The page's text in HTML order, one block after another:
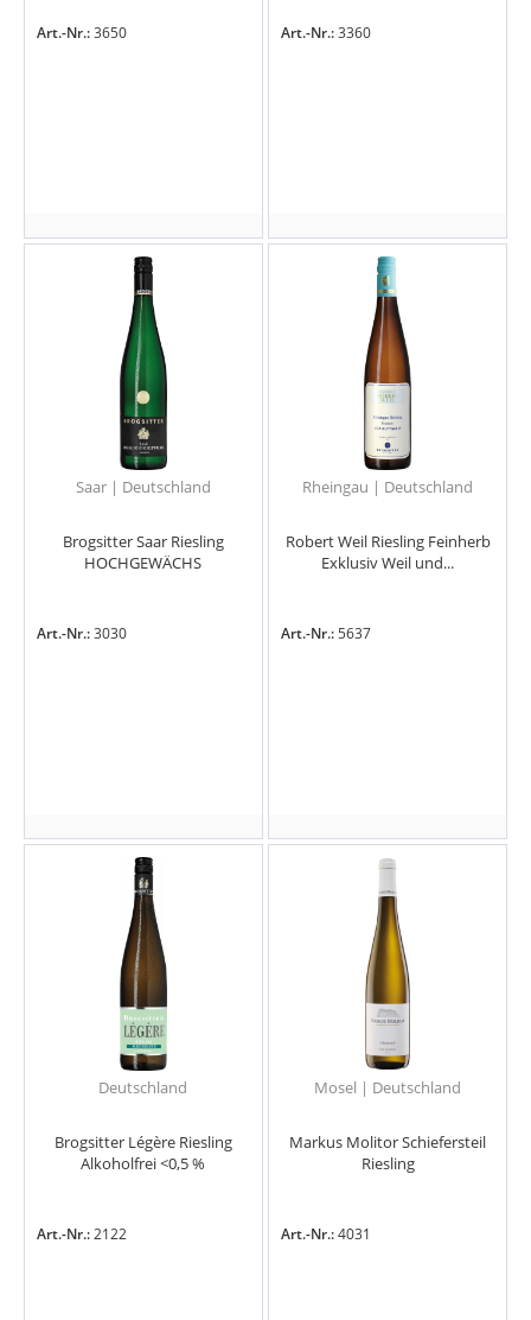
Art.-Nr.:3650 Art.-Nr.:3360
Saar | Deutschland
Brogsitter Saar Riesling
HOCHGEWÄCHS
Art.-Nr.:3030
Rheingau | Deutschland
Robert Weil Riesling Feinherb
Exklusiv Weil und...
Art.-Nr.:5637
Deutschland
Brogsitter Légère Riesling
Alkoholfrei <0,5 %
Art.-Nr.:2122
Mosel | Deutschland
Markus Molitor Schiefersteil
Riesling
Art.-Nr.:4031